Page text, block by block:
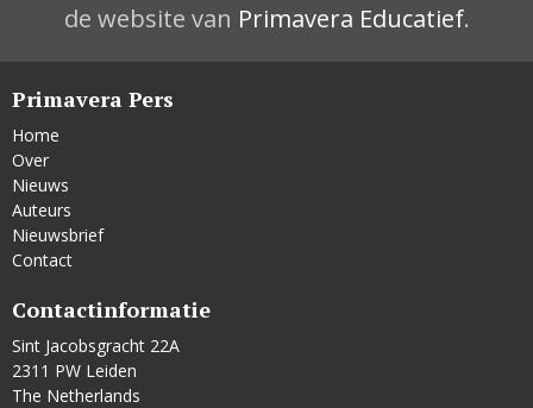
de website van Primavera Educatief.
Primavera Pers
Home
Over
Nieuws
Auteurs
Nieuwsbrief
Contact
Contactinformatie
Sint Jacobsgracht 22A
2311 PW Leiden
The Netherlands